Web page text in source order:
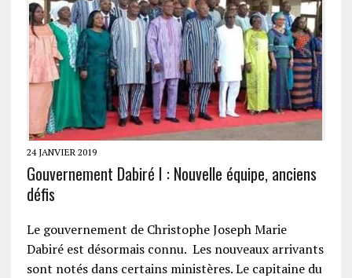
24 JANVIER 2019
Gouvernement Dabiré I : Nouvelle équipe, anciens
défis
Le gouvernement de Christophe Joseph Marie
Dabiré est désormais connu. Les nouveaux arrivants
sont notés dans certains ministères. Le capitaine du